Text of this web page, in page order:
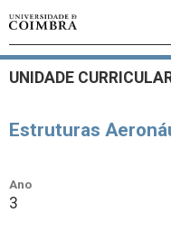
UNIDADE
Estruturas
Ano
3